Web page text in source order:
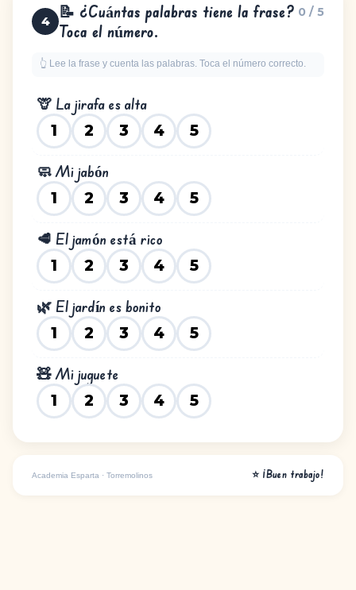
4
📝 ¿Cuántas palabras tiene la frase?
Toca el número.
0 / 5
👆 Lee la frase y cuenta las palabras. Toca el número correcto.
🦒 La jirafa es alta
1 2 3 4 5
🧼 Mi jabón
1 2 3 4 5
🥩 El jamón está rico
1 2 3 4 5
🌿 El jardín es bonito
1 2 3 4 5
🧸 Mi juguete
1 2 3 4 5
Academia Esparta · Torremolinos ⭐ ¡Buen trabajo!